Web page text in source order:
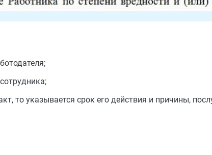
то указывается срок его действия и причины,